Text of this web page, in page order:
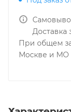
Доставка
При общем
Москве и МО